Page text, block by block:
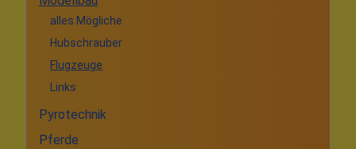
alles Mögliche
Hubschrauber
Flugzeuge
Links
Pyrotechnik
Pferde